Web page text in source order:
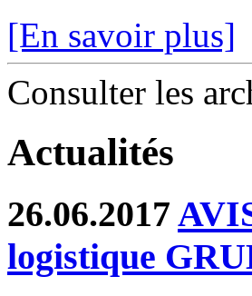
[En savoir plus]
Consulter les
Actualités
26.06.2017
logistique